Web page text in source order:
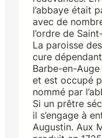
l’abbaye était
avec de
l’ordre de
La paroisse
cure
Barbe-en-Auge
et est occupé
nommé par
Si un prêtre
il s’engage à
Augustin. Aux